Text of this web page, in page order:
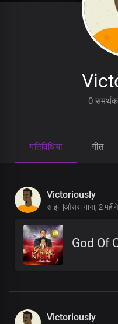
0 समर्थक
गतिविधियां गीत
Victoriously
साझा |औसर| गाना, 2
God Of
Victoriously